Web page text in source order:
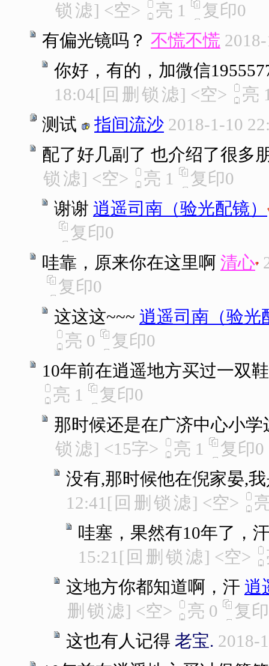
锁 滤] <空> 亮 1 复印0
有偏光镜吗？ 不慌不慌
你好，有的，加微信
18:04[ 回 删 锁 滤] <空> 亮
测试
指间流沙 2018-1-10
配了好几副了 也介绍了很多
锁 滤] <空> 亮 1 复印0
谢谢 逍遥司南（验光配镜）
复印0
哇靠，原来你在这里啊 清心
复印0
这这这~~~ 逍遥司南（验光
亮 0 复印0
10年前在逍遥地方买过一双鞋
亮 1 复印0
那时候还是在广济中心小学
锁 滤] <15字> 亮 1 复印0
没有,那时候他在倪家晏,
12:41 [ 回 删 锁 滤] <空>
哇塞，果然有10年了，
15:21 [ 回 删 锁 滤] <空>
这地方你都知道啊，汗 逍
删 锁 滤] <空> 亮 0
复印
这也有人记得 老宝. 2018-